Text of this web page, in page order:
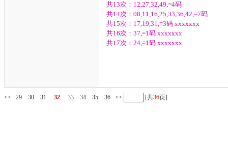
共13次：12,27,32,49,=4码
共14次：08,11,16,25,33,36,42,=7码
共15次：17,19,31,=3码 xxxxxxx
共16次：37,=1码 xxxxxxx
共17次：24,=1码 xxxxxxx
<< 29 30 31 32 33 34 35 36 >> [共36页]